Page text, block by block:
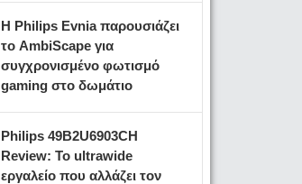
Η Philips Evnia παρουσιάζει
το AmbiScape για
συγχρονισμένο φωτισμό
gaming στο δωμάτιο
Philips 49B2U6903CH
Review: Το ultrawide
εργαλείο που αλλάζει τον